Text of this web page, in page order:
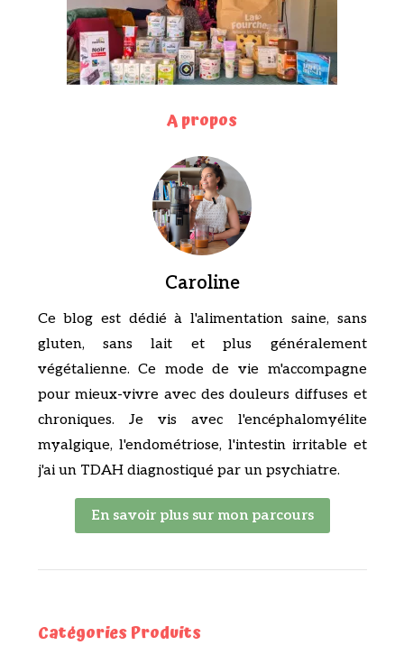
A propos
Caroline
Ce blog est dédié à l'alimentation saine, sans
gluten, sans lait et plus généralement
végétalienne. Ce mode de vie m'accompagne
pour mieux-vivre avec des douleurs diffuses et
chroniques. Je vis avec l'encéphalomyélite
myalgique, l'endométriose, l'intestin irritable et
j'ai un TDAH diagnostiqué par un psychiatre.
En savoir plus sur mon parcours
Catégories Produits